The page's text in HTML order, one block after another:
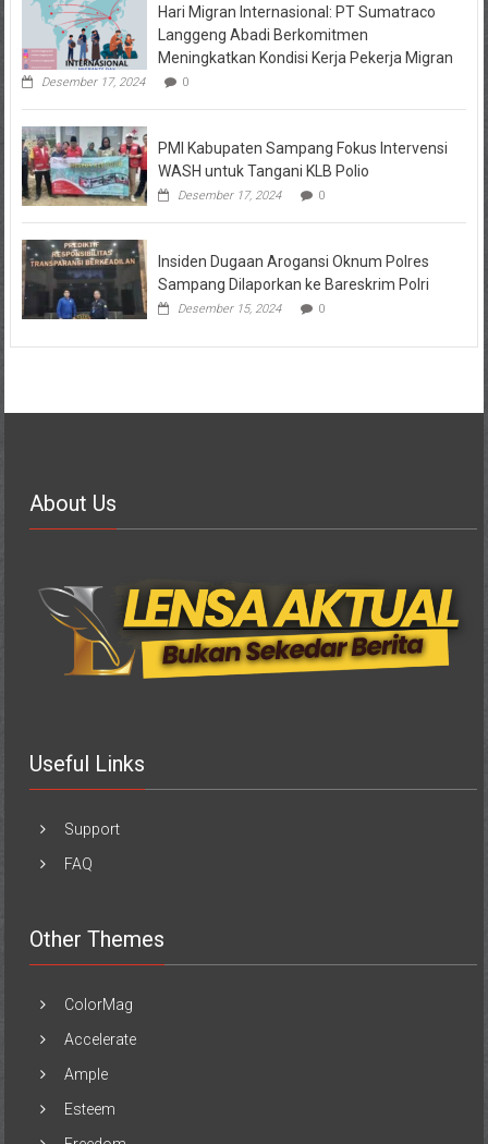
Hari Migran Internasional: PT Sumatraco
Langgeng Abadi Berkomitmen
Meningkatkan Kondisi Kerja Pekerja Migran
Desember 17, 2024 0
PMI Kabupaten Sampang Fokus Intervensi
WASH untuk Tangani KLB Polio
Desember 17, 2024 0
Insiden Dugaan Arogansi Oknum Polres
Sampang Dilaporkan ke Bareskrim Polri
Desember 15, 2024 0
About Us
Useful Links
Support
FAQ
Other Themes
ColorMag
Accelerate
Ample
Esteem